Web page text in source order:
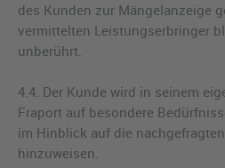
des Kunden zur Mängelanzeige
vermittelten Leistungserbringer
unberührt.
4.4. Der Kunde wird in seinem
Fraport auf besondere
im Hinblick auf die
hinzuweisen.